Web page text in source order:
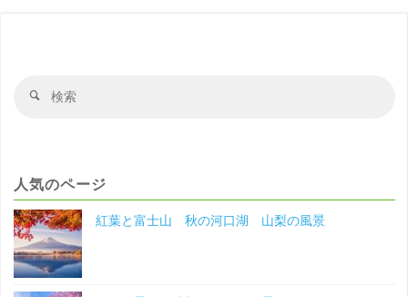
検
人気のページ
紅葉と富士山 秋の河口湖 山梨の風景